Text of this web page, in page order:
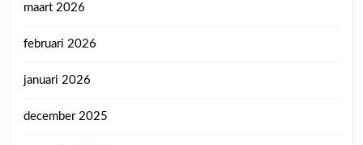
maart 2026
februari 2026
januari 2026
december 2025